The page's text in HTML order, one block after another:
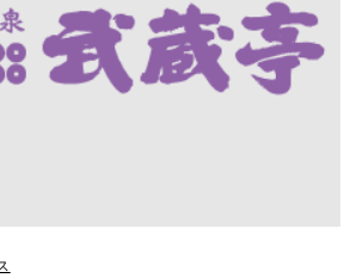
備工事のお知らせ 9月11日